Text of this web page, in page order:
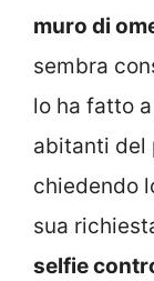
muro di
sembra
lo ha fatto
abitanti del
chiedendo
sua
selfie